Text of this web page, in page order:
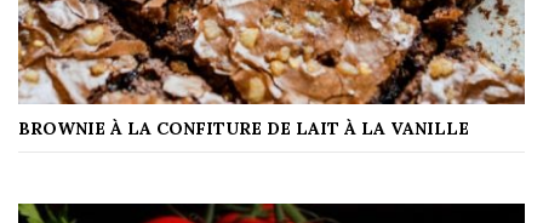
BROWNIE À LA CONFITURE DE LAIT À LA VANILLE